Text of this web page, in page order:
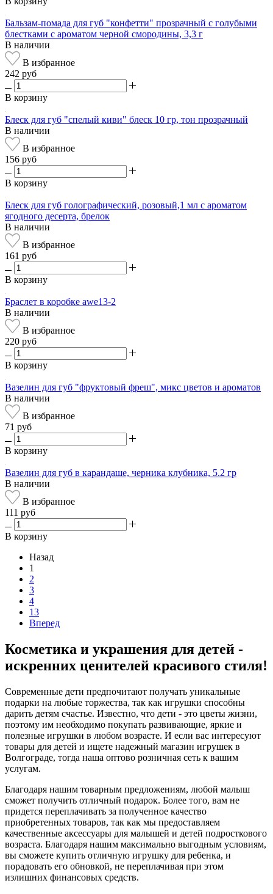
Бальзам-помада для губ "конфетти" прозрачный с голубыми
блестками с ароматом черной смородины, 3,3 г
В наличии
В избранное
242 руб
В корзину
Блеск для губ "спелый киви" блеск 10 гр, тон прозрачный
В наличии
В избранное
156 руб
В корзину
Блеск для губ голографический, розовый,1 мл с ароматом
ягодного десерта, брелок
В наличии
В избранное
161 руб
В корзину
Браслет в коробке awe13-2
В наличии
В избранное
220 руб
В корзину
Вазелин для губ "фруктовый фреш", микс цветов и ароматов
В наличии
В избранное
71 руб
В корзину
Вазелин для губ в карандаше, черника клубника, 5.2 гр
В наличии
В избранное
111 руб
В корзину
Назад
1
2
3
4
13
Вперед
Косметика и украшения для детей -
искренних ценителей красивого стиля!
Современные дети предпочитают получать уникальные
подарки на любые торжества, так как игрушки способны
дарить детям счастье. Известно, что дети - это цветы жизни,
поэтому им необходимо покупать развивающие, яркие и
полезные игрушки в любом возрасте. И если вас интересуют
товары для детей и ищете надежный магазин игрушек в
Волгограде, тогда наша оптово розничная сеть к вашим
услугам.
Благодаря нашим товарным предложениям, любой малыш
сможет получить отличный подарок. Более того, вам не
придется переплачивать за полученное качество
приобретенных товаров, так как мы предоставляем
качественные аксессуары для малышей и детей подросткового
возраста. Благодаря нашим максимально выгодным условиям,
вы сможете купить отличную игрушку для ребенка, и
порадовать его обновкой, не переплачивая при этом
излишних финансовых средств.